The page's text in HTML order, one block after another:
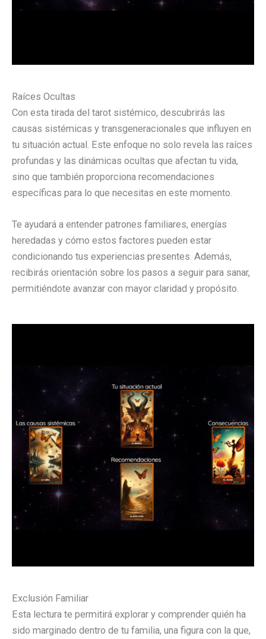
Raíces Ocultas
Con esta tirada del tarot sistémico, descubrirás las
causas sistémicas y transgeneracionales que influyen en
tu situación actual. Este enfoque no solo revela las raíces
profundas y las dinámicas ocultas que afectan tu vida,
sino que también proporciona recomendaciones
específicas para lo que necesitas en este momento.
Te ayudará a entender patrones familiares, energías
heredadas y cómo estos factores pueden estar
condicionando tus experiencias presentes. Además,
recibirás orientación sobre los pasos a seguir para sanar,
permitiéndote avanzar con mayor claridad y propósito.
Exclusión Familiar
Esta lectura te permitirá explorar y comprender quién ha
sido marginado dentro de tu familia, una figura con la que,